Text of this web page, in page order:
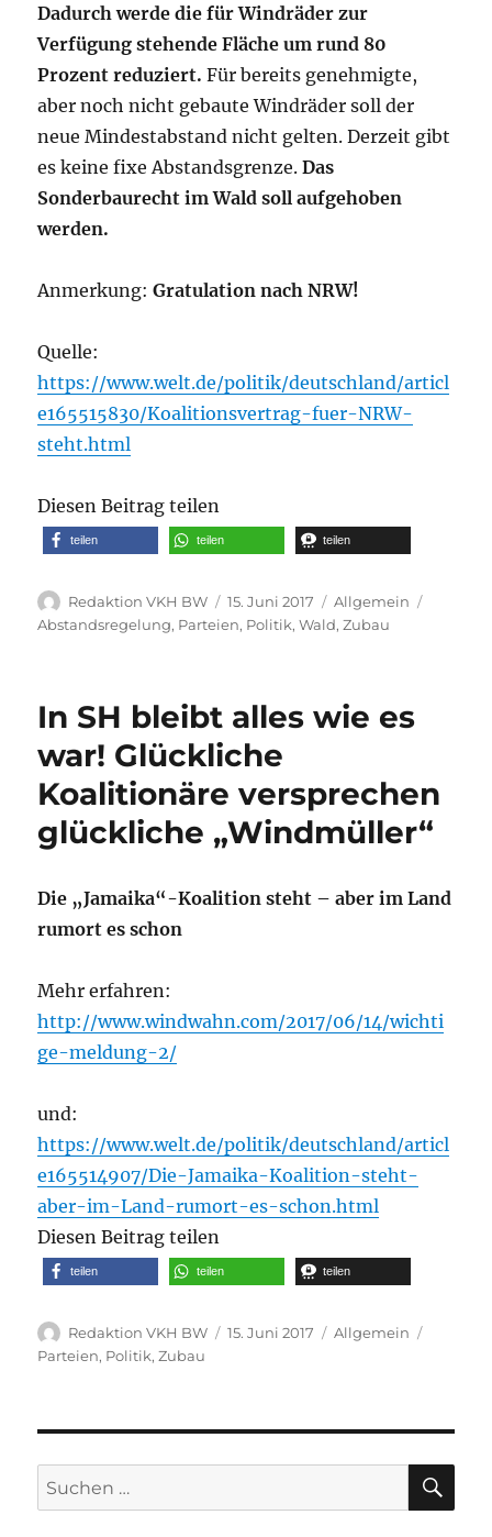
Dadurch werde die für Windräder zur
Verfügung stehende Fläche um rund 80
Prozent reduziert. Für bereits genehmigte,
aber noch nicht gebaute Windräder soll der
neue Mindestabstand nicht gelten. Derzeit gibt
es keine fixe Abstandsgrenze.Das
Sonderbaurecht im Wald soll aufgehoben
werden.
Anmerkung:Gratulation nach NRW!
Quelle:
https://www.welt.de/politik/deutschland/articl
e165515830/Koalitionsvertrag-fuer-NRW-
steht.html
Diesen Beitrag teilen
teilen teilen teilen
Autor
Redaktion VKH BW
Veröffentlicht
am
15. Juni 2017 Kategorien
Allgemein
Abstandsregelung, Parteien, Politik,Wald,Zubau
In SH bleibt alles wie es
war! Glückliche
Koalitionäre versprechen
glückliche „Windmüller“
Die „Jamaika“-Koalition steht – aber im Land
rumort es schon
Mehr erfahren:
http://www.windwahn.com/2017/06/14/wichti
ge-meldung-2/
und:
https://www.welt.de/politik/deutschland/articl
e165514907/Die-Jamaika-Koalition-steht-
aber-im-Land-rumort-es-schon.html
Diesen Beitrag teilen
teilen teilen teilen
Autor
Redaktion VKH BW
Veröffentlicht
15. Juni 2017 Kategorien
Allgemein
Parteien, Politik,Zubau
Suche
nach: